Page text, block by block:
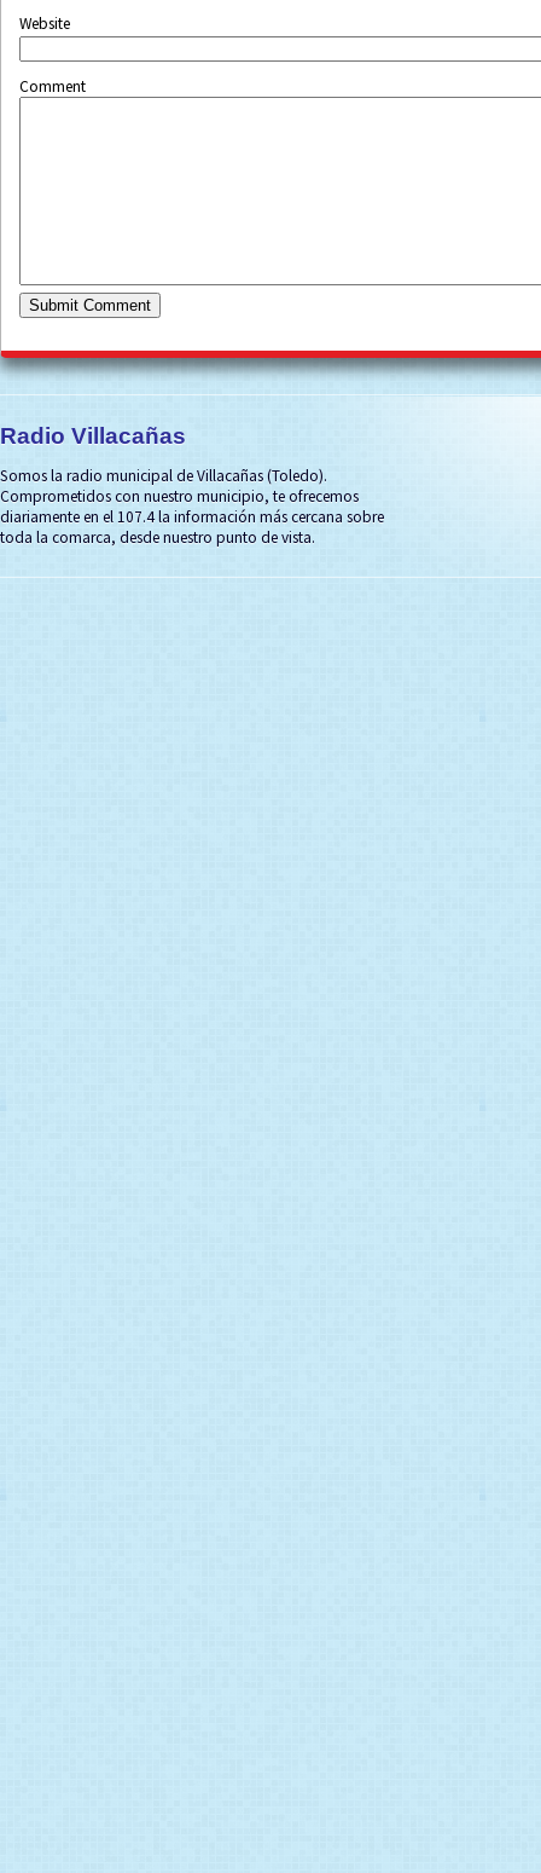
Website
Comment
Radio Villacañas
Somos la radio municipal de Villacañas (Toledo).
Comprometidos con nuestro municipio, te ofrecemos
diariamente en el 107.4 la información más cercana sobre
toda la comarca, desde nuestro punto de vista.